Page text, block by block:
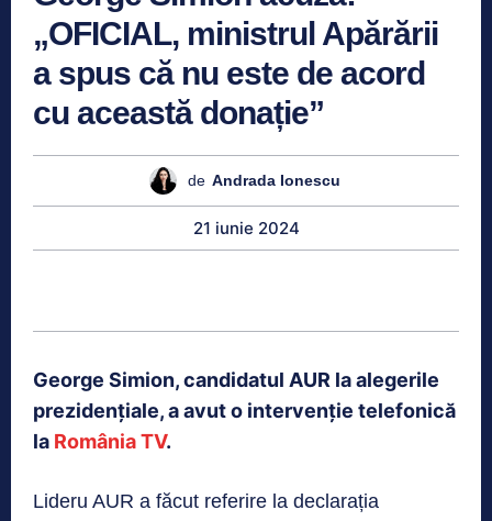
„OFICIAL, ministrul Apărării
a spus că nu este de acord
cu această donație”
de Andrada Ionescu
21 iunie 2024
George Simion, candidatul AUR la alegerile
prezidențiale, a avut o intervenție telefonică
la România TV.
Lideru AUR a făcut referire la declarația